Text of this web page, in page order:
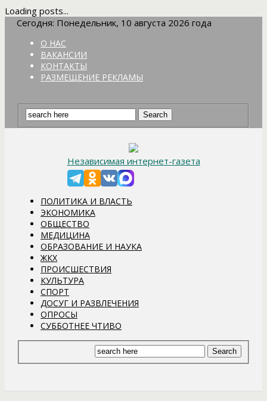
Loading posts...
Сегодня: Понедельник, 10 августа 2026 года
О НАС
ВАКАНСИИ
КОНТАКТЫ
РАЗМЕЩЕНИЕ РЕКЛАМЫ
Независимая интернет-газета
ПОЛИТИКА И ВЛАСТЬ
ЭКОНОМИКА
ОБЩЕСТВО
МЕДИЦИНА
ОБРАЗОВАНИЕ И НАУКА
ЖКХ
ПРОИСШЕСТВИЯ
КУЛЬТУРА
СПОРТ
ДОСУГ И РАЗВЛЕЧЕНИЯ
ОПРОСЫ
СУББОТНЕЕ ЧТИВО